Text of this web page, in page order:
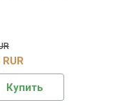
Купить